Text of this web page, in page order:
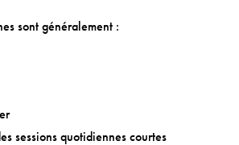
sont généralement :
sessions quotidiennes courtes